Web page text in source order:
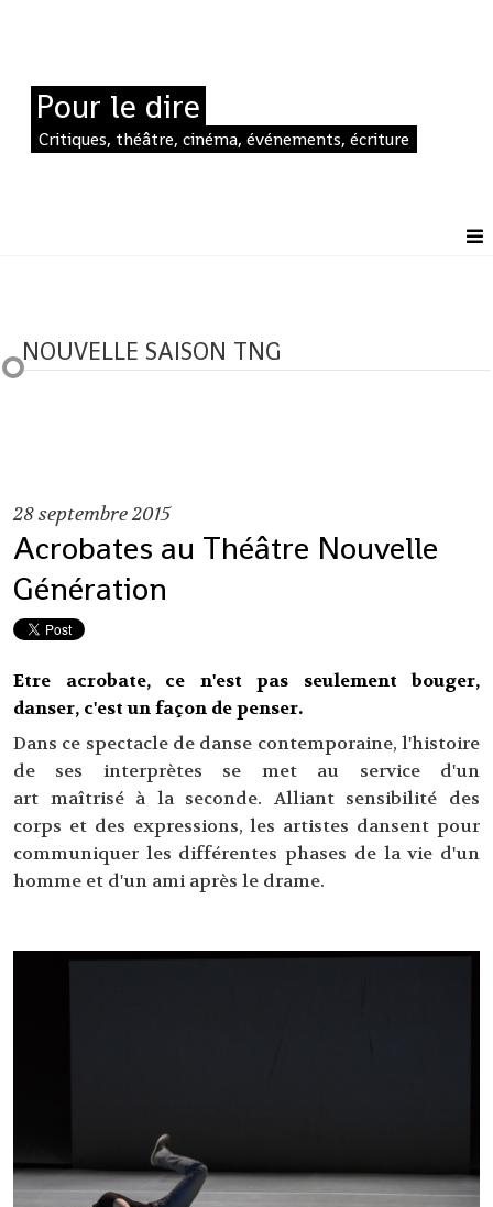
Pour le dire
Critiques, théâtre, cinéma, événements, écriture
NOUVELLE SAISON TNG
28septembre 2015
Acrobates au Théâtre Nouvelle
Génération
Etre acrobate, ce n'est pas seulement bouger,
danser, c'est un façon de penser.
Dans ce spectacle de danse contemporaine, l'histoire
de ses interprètes se met au service d'un
art maîtrisé à la seconde. Alliant sensibilité des
corps et des expressions, les artistes dansent pour
communiquer les différentes phases de la vie d'un
homme et d'un ami après le drame.